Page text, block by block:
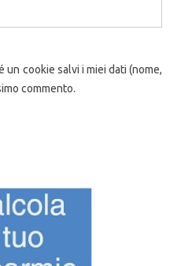
cookie salvi i miei dati (nome,
commento.